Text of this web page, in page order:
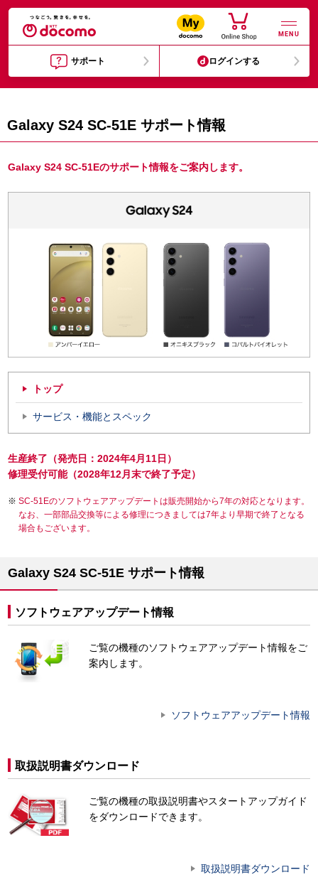
MENU
サポート ログインする
Galaxy S24 SC-51E サポート情報
Galaxy S24 SC-51Eのサポート情報をご案内します。
トップ
サービス・機能とスペック
生産終了（発売日：2024年4月11日）
修理受付可能（2028年12月末で終了予定）
SC-51Eのソフトウェアアップデートは販売開始から7年の対応となります。
なお、一部部品交換等による修理につきましては7年より早期で終了となる
場合もございます。
Galaxy S24 SC-51E サポート情報
ソフトウェアアップデート情報
ご覧の機種のソフトウェアアップデート情報をご
案内します。
ソフトウェアアップデート情報
取扱説明書ダウンロード
ご覧の機種の取扱説明書やスタートアップガイド
をダウンロードできます。
取扱説明書ダウンロード